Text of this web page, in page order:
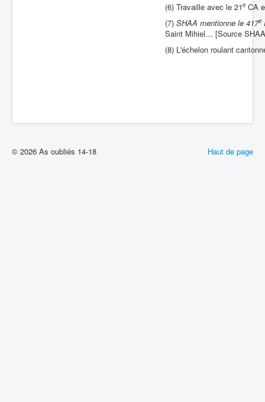
(6) Travaille avec le 21e CA
(7) SHAA mentionne le 417e
Saint Mihiel… [Source
(8) L'échelon roulant
Haut de page
© 2026 As oubliés 14-18